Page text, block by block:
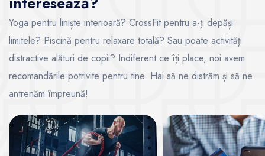
Yoga pentru liniște interioară? CrossFit pentru a-ți depăși
limitele? Piscină pentru relaxare totală? Sau poate activități
distractive alături de copii? Indiferent ce îți place, noi avem
recomandările potrivite pentru tine. Hai să ne distrăm și să ne
antrenăm împreună!